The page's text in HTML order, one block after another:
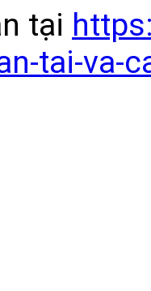
tại
tai-va-